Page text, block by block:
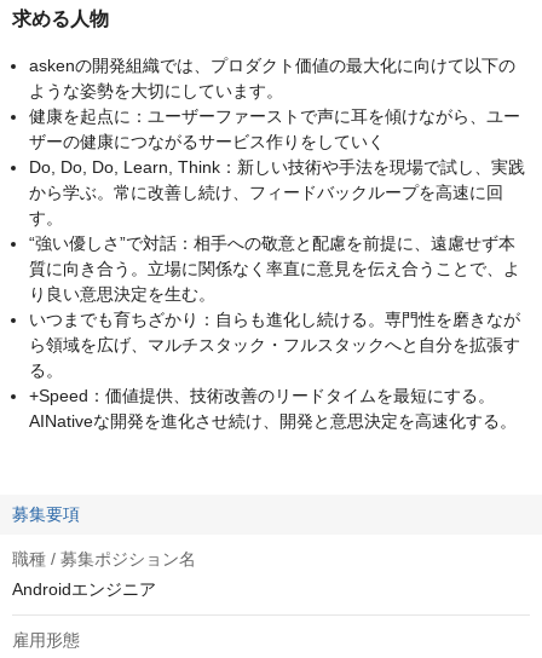
求める人物
askenの開発組織では、プロダクト価値の最大化に向けて以下の
ような姿勢を大切にしています。
健康を起点に：ユーザーファーストで声に耳を傾けながら、ユー
ザーの健康につながるサービス作りをしていく
Do, Do, Do, Learn, Think：新しい技術や手法を現場で試し、実践
から学ぶ。常に改善し続け、フィードバックループを高速に回
す。
“強い優しさ”で対話：相手への敬意と配慮を前提に、遠慮せず本
質に向き合う。立場に関係なく率直に意見を伝え合うことで、よ
り良い意思決定を生む。
いつまでも育ちざかり：自らも進化し続ける。専門性を磨きなが
ら領域を広げ、マルチスタック・フルスタックへと自分を拡張す
る。
+Speed：価値提供、技術改善のリードタイムを最短にする。
AINativeな開発を進化させ続け、開発と意思決定を高速化する。
募集要項
職種 / 募集ポジション名
Androidエンジニア
雇用形態